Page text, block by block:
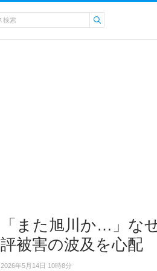
「また旭川か…」な
評被害の波及を心配
2026年5月14日 10時8分